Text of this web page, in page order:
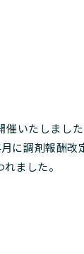
いたしました
に調剤報酬改
ました。